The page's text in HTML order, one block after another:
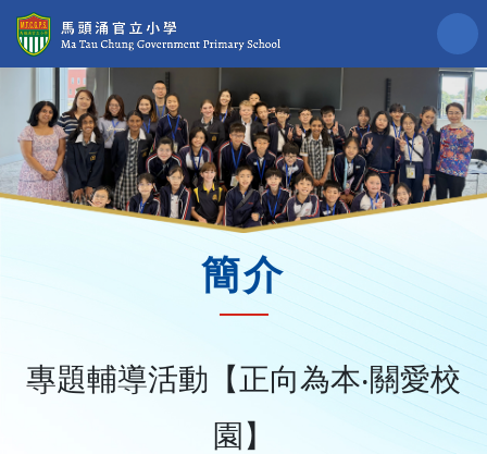
簡介
專題輔導活動【正向為本‧關愛校
園】